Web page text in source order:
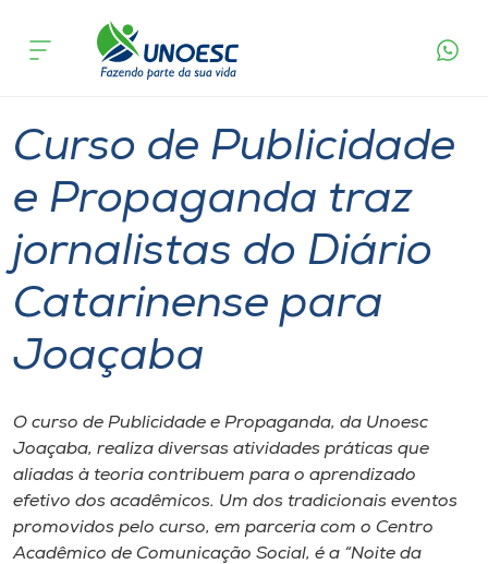
Cursos
Pesquisa
Atendimento ao Estudante
Portal de Ensino
Internacionalização
I.nova
acontece
Curso de Publicidade
e Propaganda traz
jornalistas do Diário
Catarinense para
Joaçaba
O curso de Publicidade e Propaganda, da Unoesc
Joaçaba, realiza diversas atividades práticas que
aliadas à teoria contribuem para o aprendizado
efetivo dos acadêmicos. Um dos tradicionais eventos
promovidos pelo curso, em parceria com o Centro
Acadêmico de Comunicação Social, é a “Noite da